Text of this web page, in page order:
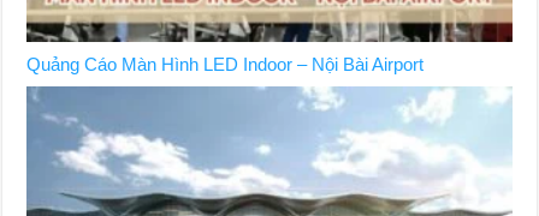
Quảng Cáo Màn Hình LED Indoor – Nội Bài Airport